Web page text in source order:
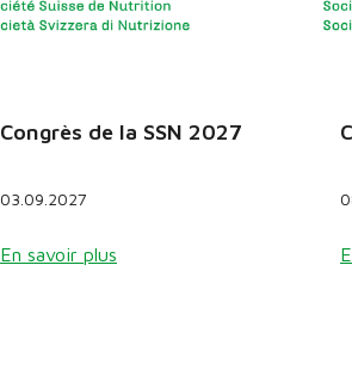
Congrès de la SSN 2027
03.09.2027
En savoir plus